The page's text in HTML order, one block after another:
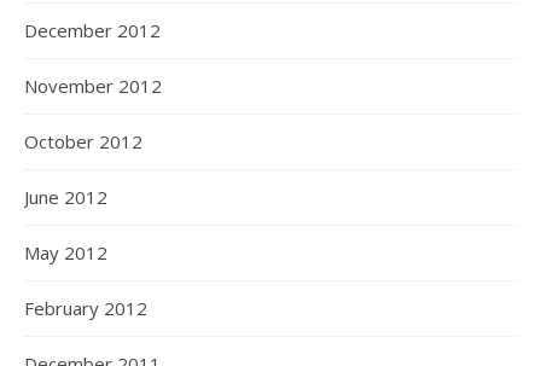
December 2012
November 2012
October 2012
June 2012
May 2012
February 2012